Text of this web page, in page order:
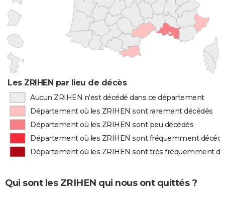
Les ZRIHEN par lieu de décès
Aucun ZRIHEN n'est décédé dans ce département
Département où les ZRIHEN sont rarement décédés
Département où les ZRIHEN sont peu décédés
Département où les ZRIHEN sont fréquemment
Département où les ZRIHEN sont très fréquemment
Qui sont les ZRIHEN qui nous ont quittés ?